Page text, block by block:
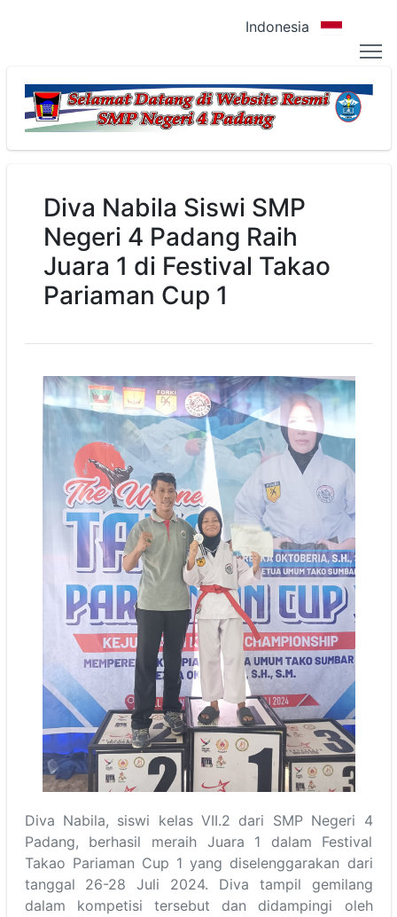
Indonesia
Diva Nabila Siswi SMP
Negeri 4 Padang Raih
Juara 1 di Festival Takao
Pariaman Cup 1
Diva Nabila, siswi kelas VII.2 dari SMP Negeri 4
Padang, berhasil meraih Juara 1 dalam Festival
Takao Pariaman Cup 1 yang diselenggarakan dari
tanggal 26-28 Juli 2024. Diva tampil gemilang
dalam kompetisi tersebut dan didampingi oleh